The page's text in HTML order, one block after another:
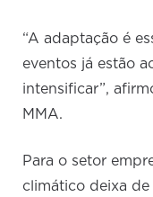
“A adaptação é
eventos já estão
intensificar”,
MMA.
Para o setor
climático deixa de